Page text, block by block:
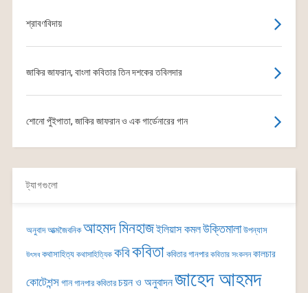
শ্রাবণবিদায়
জাকির জাফরান, বাংলা কবিতার তিন দশকের তবিলদার
শোনো পুঁইপাতা, জাকির জাফরান ও এক গার্ডেনারের গান
ট্যাগগুলো
অনুবাদ আত্মজৈবনিক আহমদ মিনহাজইলিয়াস কমলউক্তিমালা উপন্যাস
উৎসব কথাসাহিত্য কথাসাহিত্যিক কবিকবিতা কবিতার গানপার কবিতার সংকলন কালচার
কোটেশন্সগান গানপার কবিতার চয়ন ও অনুবাদনজাহেদ আহমদ